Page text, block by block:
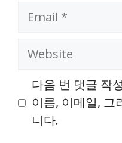
Email
Website
다음 번 댓글 작
이름, 이메일, 그
니다.